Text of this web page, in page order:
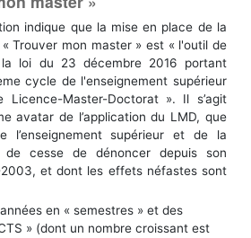
indique que la mise en place de la
Trouver mon master » est « l'outil de
loi du 23 décembre 2016 portant
cycle de l'enseignement supérieur
Licence-Master-Doctorat ». Il s’agit
avatar de l’application du LMD, que
l’enseignement supérieur et de la
de cesse de dénoncer depuis son
et dont les effets néfastes sont
en « semestres » et des
» (dont un nombre croissant est